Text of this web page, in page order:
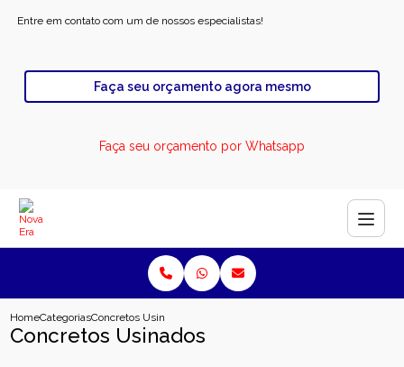
Entre em contato com um de nossos especialistas!
Faça seu orçamento agora mesmo
Faça seu orçamento por Whatsapp
HomeCategoriasConcretos Usinados
Concretos Usinados